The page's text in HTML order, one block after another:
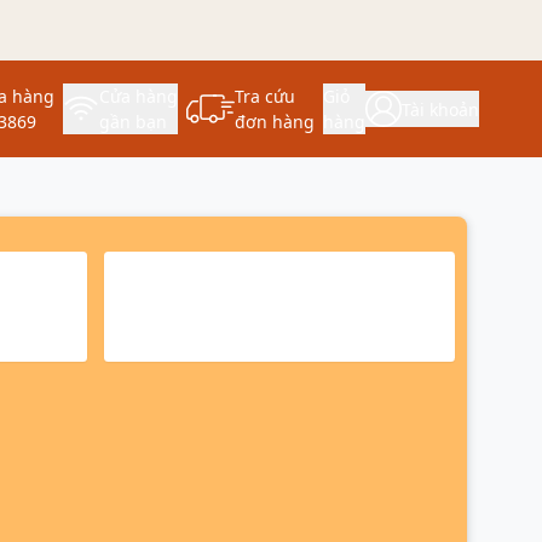
hàng
Tra cứu
đơn hàng